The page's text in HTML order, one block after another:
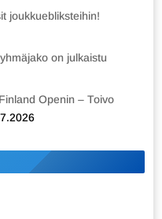
joukkuebliksteihin!
on julkaistu
Openin – Toivo